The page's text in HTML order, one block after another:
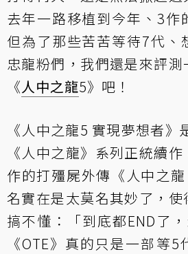
去年一路移植到今年、3作
但為了那些苦苦等待7代、
忠龍粉們，我們還是來評
《人中之龍5》吧！
《人中之龍5 實現夢想者
《人中之龍》系列正統續
作的打殭屍外傳《人中之龍
名實在是太莫名其妙了，
搞不懂：「到底都END了
《OTE》真的只是一部等